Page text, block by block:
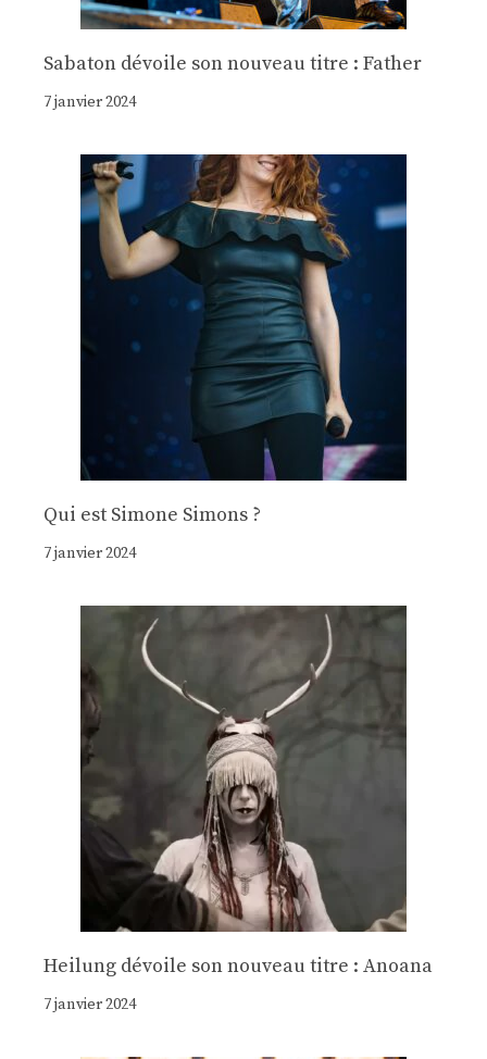
Sabaton dévoile son nouveau titre : Father
7 janvier 2024
Qui est Simone Simons ?
7 janvier 2024
Heilung dévoile son nouveau titre : Anoana
7 janvier 2024